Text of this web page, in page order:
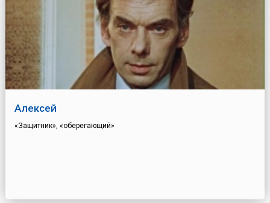
Алексей
«Защитник», «оберегающий»